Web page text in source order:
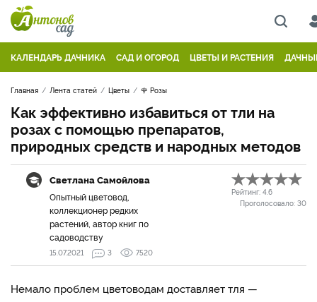
КАЛЕНДАРЬ ДАЧНИКА САД И ОГОРОД ЦВЕТЫ И РАСТЕНИЯ
Главная Лента статей Цветы 🌹 Розы
Как эффективно избавиться от тли на
розах с помощью препаратов,
природных средств и народных методов
Светлана Самойлова
Опытный цветовод,
коллекционер редких
растений, автор книг по
садоводству
Рейтинг: 4.6
Проголосовало: 30
15.07.2021 3 7520
Немало проблем цветоводам доставляет тля —